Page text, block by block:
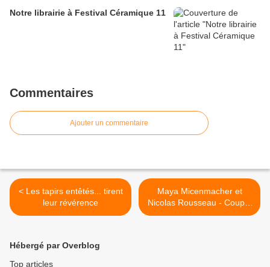
Notre librairie à Festival Céramique 11
Commentaires
Ajouter un commentaire
< Les tapirs entêtés... tirent
leur révérence
Maya Micenmacher et
Nicolas Rousseau - Couple
dans la vie, couple à
Hébergé par Overblog
Top articles